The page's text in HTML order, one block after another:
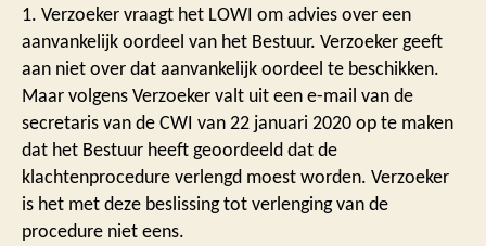
1. Verzoeker vraagt het LOWI om advies over een
aanvankelijk oordeel van het Bestuur. Verzoeker geeft
aan niet over dat aanvankelijk oordeel te beschikken.
Maar volgens Verzoeker valt uit een e-mail van de
secretaris van de CWI van 22 januari 2020 op te maken
dat het Bestuur heeft geoordeeld dat de
klachtenprocedure verlengd moest worden. Verzoeker
is het met deze beslissing tot verlenging van de
procedure niet eens.